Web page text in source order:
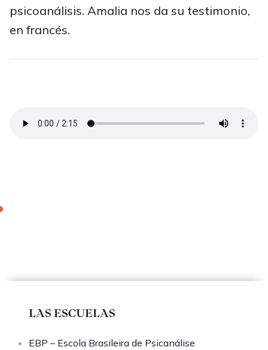
psicoanálisis. Amalia nos da su testimonio,
en francés.
LAS ESCUELAS
EBP – Escola Brasileira de Psicanálise